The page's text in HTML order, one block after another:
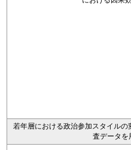
若年層における政治参加スタイル
査データを